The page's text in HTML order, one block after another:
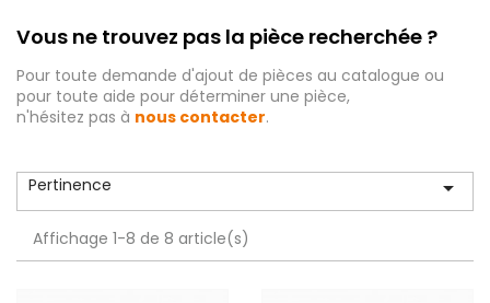
Vous ne trouvez pas la pièce recherchée ?
Pour toute demande d'ajout de pièces au catalogue ou
pour toute aide pour déterminer une pièce,
n'hésitez pas à nous contacter.
Pertinence 
Affichage 1-8 de 8 article(s)